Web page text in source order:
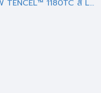
1180TC สี L...